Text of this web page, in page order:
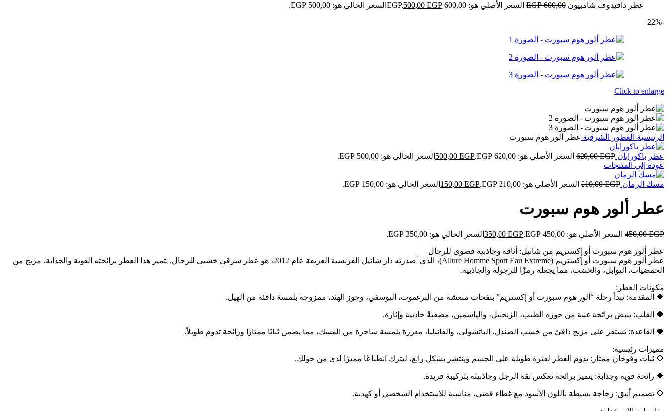
عطر دافيدوف شامبيون 600,00
EGP السعر الأصلي هو: 600,00 EGP. 500,00 EGP
السعر الحالي هو: 500,00 EGP.
-22%
Click to enlarge
الرئيسية العطور الشرقية عطر ألور هوم سبورت
عطر باكورابان 620,00EGP السعر الأصلي هو: 620,00 EGP. 500,00 EGP
السعر الحالي هو: 500,00 EGP.
عودة إلي المنتجات
مسك الرمان 210,00EGP السعر الأصلي هو: 210,00 EGP. 150,00 EGP السعر الحالي هو: 150,00 EGP.
عطر ألور هوم سبورت
450,00EGP السعر الأصلي هو: 450,00 EGP. 350,00 EGP السعر الحالي هو: 350,00 EGP.
عطر ألور هوم سبورت أو إكستريم من شانيل: أناقة وجاذبية قصوى للرجال
عطر ألور هوم سبورت أو إكستريم (Allure Homme Sport Eau Extreme)، الذي أصدرته دار شانيل الفرنسية العريقة عام 2012، هو عطر شرقي خشبي للرجال. يتميز هذا العطر برائحته القوية والجذابة، مزيج من
الحمضيات، التوابل، والخشب، مما يجعله رمزًا للرجولة والجاذبية.
مكونات العطر:
🔶️ المقدمة: تبدأ رحلة “ألور هوم سبورت أو إكستريم” بنفحات منعشة من البرغموت، اليوسفي، وجوز الهند، ممزوجة بلمسة دافئة من الهيل.
🔶️ القلب: ينبض برائحة غنية من جوزة الطيب، الزنجبيل، والياسمين، مضفيةً جاذبية وإثارة.
🔶️ القاعدة: تستقر على مزيج دافئ من خشب الصندل، الباتشولي، والفانيليا، معززة بلمسة ساحرة من المسك، مما يضمن ثباتًا ممتازًا ورائحة تدوم طويلاً.
مميزات رئيسية:
🔷️ ثبات وفوحان ممتاز: يدوم العطر لفترة طويلة على الجسم وينتشر بشكل رائع، ليترك انطباعًا مميزًا لدى من حولك.
🔷️ رائحة قوية وجذابة: يتميز برائحة تعكس ثقة الرجل وجاذبيته بتركيبة فريدة.
🔷️ تصميم أنيق: زجاجة بسيطة باللون الأسود مع غطاء فضي، مناسبة للاستخدام الشخصي أو كهدية.